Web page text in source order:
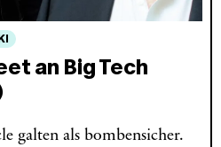
KI
an Big Tech
galten als bombensicher.